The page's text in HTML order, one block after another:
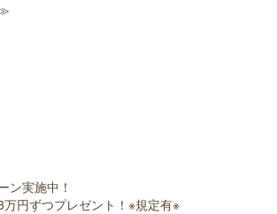
ン実施中！
円ずつプレゼント！※規定有※